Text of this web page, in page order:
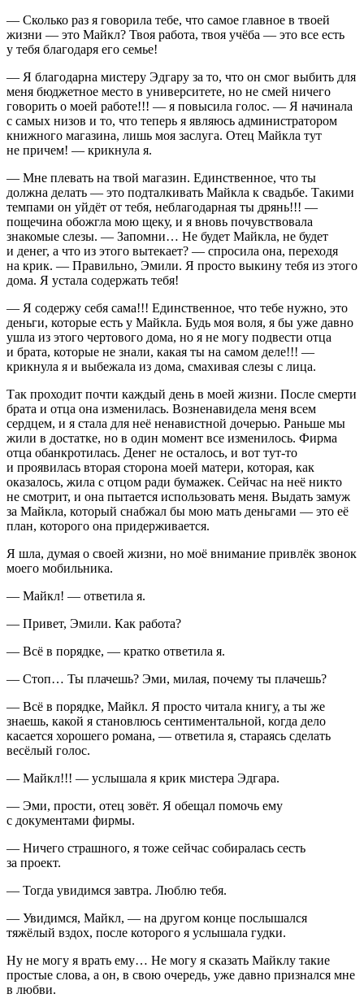
— Сколько раз я говорила тебе, что самое главное в твоей
жизни — это Майкл? Твоя работа, твоя учёба — это все есть
у тебя благодаря его семье!
— Я благодарна мистеру Эдгару за то, что он смог выбить для
меня бюджетное место в университете, но не смей ничего
говорить о моей работе!!! — я повысила голос. — Я начинала
с самых низов и то, что теперь я являюсь администратором
книжного магазина, лишь моя заслуга. Отец Майкла тут
не причем! — крикнула я.
— Мне плевать на твой магазин. Единственное, что ты
должна делать — это подталкивать Майкла к свадьбе. Такими
темпами он уйдёт от тебя, неблагодарная ты дрянь!!! —
пощечина обожгла мою щеку, и я вновь почувствовала
знакомые слезы. — Запомни… Не будет Майкла, не будет
и денег, а что из этого вытекает? — спросила она, переходя
на крик. — Правильно, Эмили. Я просто выкину тебя из этого
дома. Я устала содержать тебя!
— Я содержу себя сама!!! Единственное, что тебе нужно, это
деньги, которые есть у Майкла. Будь моя воля, я бы уже давно
ушла из этого чертового дома, но я не могу подвести отца
и брата, которые не знали, какая ты на самом деле!!! —
крикнула я и выбежала из дома, смахивая слезы с лица.
Так проходит почти каждый день в моей жизни. После смерти
брата и отца она изменилась. Возненавидела меня всем
сердцем, и я стала для неё ненавистной дочерью. Раньше мы
жили в достатке, но в один момент все изменилось. Фирма
отца обанкротилась. Денег не осталось, и вот тут-то
и проявилась вторая сторона моей матери, которая, как
оказалось, жила с отцом ради бумажек. Сейчас на неё никто
не смотрит, и она пытается использовать меня. Выдать замуж
за Майкла, который снабжал бы мою мать деньгами — это её
план, которого она придерживается.
Я шла, думая о своей жизни, но моё внимание привлёк звонок
моего мобильника.
— Майкл! — ответила я.
— Привет, Эмили. Как работа?
— Всё в порядке, — кратко ответила я.
— Стоп… Ты плачешь? Эми, милая, почему ты плачешь?
— Всё в порядке, Майкл. Я просто читала книгу, а ты же
знаешь, какой я становлюсь сентиментальной, когда дело
касается хорошего романа, — ответила я, стараясь сделать
весёлый голос.
— Майкл!!! — услышала я крик мистера Эдгара.
— Эми, прости, отец зовёт. Я обещал помочь ему
с документами фирмы.
— Ничего страшного, я тоже сейчас собиралась сесть
за проект.
— Тогда увидимся завтра. Люблю тебя.
— Увидимся, Майкл, — на другом конце послышался
тяжёлый вздох, после которого я услышала гудки.
Ну не могу я врать ему… Не могу я сказать Майклу такие
простые слова, а он, в свою очередь, уже давно признался мне
в любви.